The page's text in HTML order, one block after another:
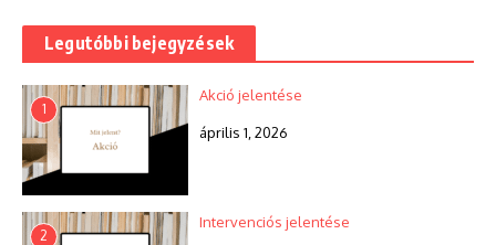
Legutóbbi bejegyzések
1
Akció jelentése
április 1, 2026
2
Intervenciós jelentése